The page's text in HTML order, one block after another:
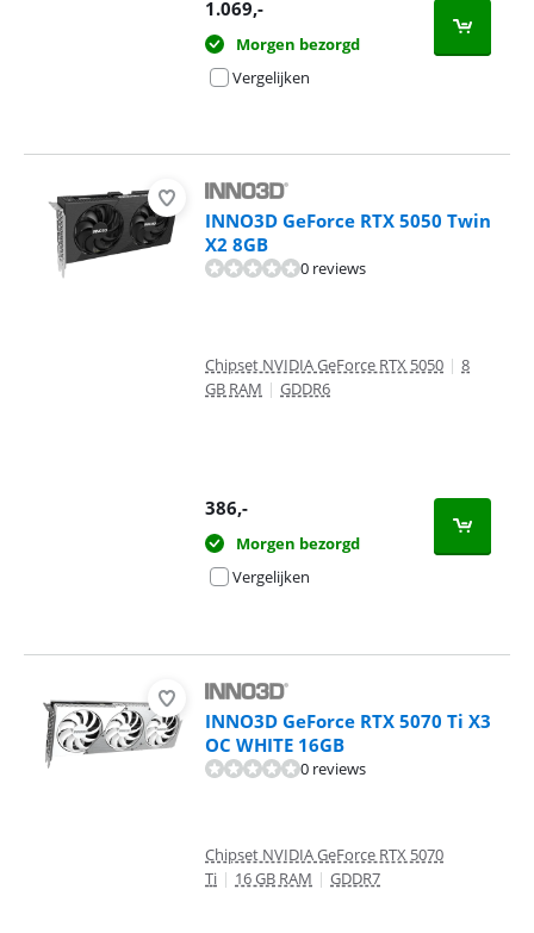
1.069,-
Morgen bezorgd
Vergelijken
INNO3D GeForce RTX 5050 Twin
X2 8GB
0 reviews
Chipset NVIDIA GeForce RTX 5050 | 8
GB RAM | GDDR6
386,-
Morgen bezorgd
Vergelijken
INNO3D GeForce RTX 5070 Ti X3
OC WHITE 16GB
0 reviews
Chipset NVIDIA GeForce RTX 5070
Ti | 16 GB RAM | GDDR7